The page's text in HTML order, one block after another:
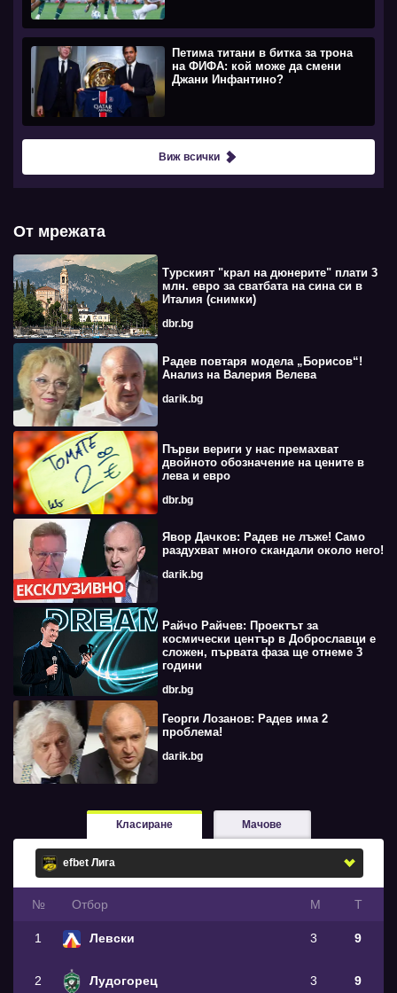
Петима титани в битка за трона
на ФИФА: кой може да смени
Джани Инфантино?
Виж всички
От мрежата
Турският "крал на дюнерите" плати 3
млн. евро за сватбата на сина си в
Италия (снимки)
dbr.bg
Радев повтаря модела „Борисов“!
Анализ на Валерия Велева
darik.bg
Първи вериги у нас премахват
двойното обозначение на цените в
лева и евро
dbr.bg
Явор Дачков: Радев не лъже! Само
раздухват много скандали около него!
darik.bg
Райчо Райчев: Проектът за
космически център в Доброславци е
сложен, първата фаза ще отнеме 3
години
dbr.bg
Георги Лозанов: Радев има 2
проблема!
darik.bg
Класиране Мачове
№ Oтбор М Т
1 Левски 3 9
2 Лудогорец 3 9